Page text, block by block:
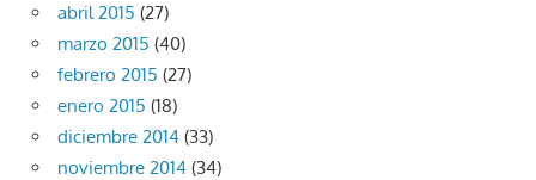
abril 2015 (27)
marzo 2015 (40)
febrero 2015 (27)
enero 2015 (18)
diciembre 2014 (33)
noviembre 2014 (34)